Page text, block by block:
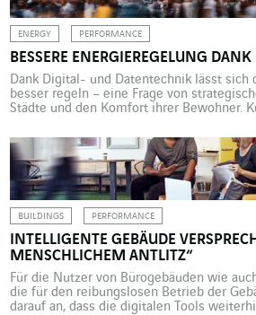
ENERGY PERFORMANCE
BESSERE ENERGIEREGELUNG DANK
Dank Digital- und Datentechnik lässt sich
besser regeln – eine Frage von
Städte und den Komfort ihrer Bewohner.
Schildermasten, Ampelanlagen,
elektronischen Anzeigetafeln usw. –
installiert, um Betriebsdaten zu erfassen,
Szenarien zu […]
BUILDINGS PERFORMANCE
INTELLIGENTE GEBÄUDE
MENSCHLICHEM ANTLITZ“
Für die Nutzer von Bürogebäuden wie
die für den reibungslosen Betrieb der
darauf an, dass die digitalen Tools